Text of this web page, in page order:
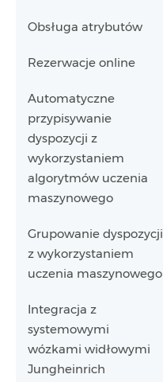
Obsługa atrybutów
Rezerwacje online
Automatyczne
przypisywanie
dyspozycji z
wykorzystaniem
algorytmów uczenia
maszynowego
Grupowanie dyspozycji
z wykorzystaniem
uczenia maszynowego
Integracja z
systemowymi
wózkami widłowymi
Jungheinrich